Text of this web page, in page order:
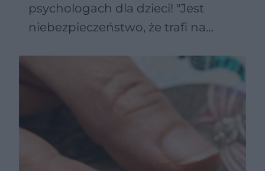
psychologach dla dzieci! "Jest
niebezpieczeństwo, że trafi na